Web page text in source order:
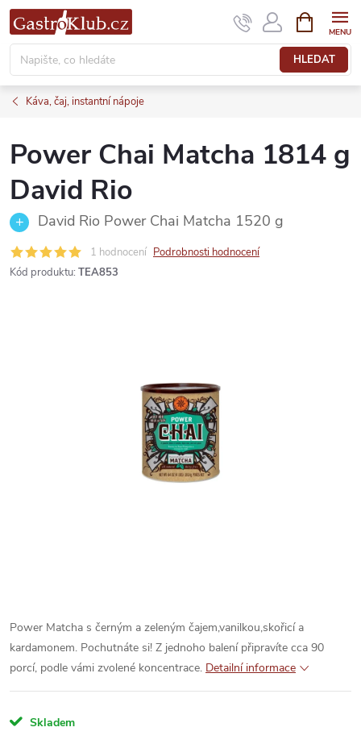
Přejít
na
obsah
HLEDAT
NÁKUPNÍ
KOŠÍK
Káva, čaj, instantní nápoje
Power Chai Matcha 1814 g
David Rio
David Rio Power Chai Matcha 1520 g
1 hodnocení Podrobnosti hodnocení
Kód produktu: TEA853
Power Matcha s černým a zeleným čajem,vanilkou,skořicí a
kardamonem. Pochutnáte si! Z jednoho balení připravíte cca 90
porcí, podle vámi zvolené koncentrace. Detailní informace
Skladem